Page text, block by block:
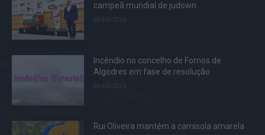
campeã mundial de judown
08/08/2026
Incêndio no concelho de Fornos de
Algodres em fase de resolução
Rui Oliveira mantém a camisola amarela